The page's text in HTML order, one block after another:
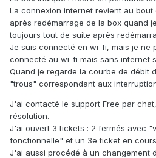
La connexion internet revient au
après redémarrage de la box quand
toujours tout de suite après
Je suis connecté en wi-fi, mais je ne
connecté au wi-fi mais sans internet
Quand je regarde la courbe de débit
"trous" correspondant aux
J'ai contacté le support Free par
résolution.
J'ai ouvert 3 tickets : 2 fermés avec
fonctionnelle" et un 3e ticket en
J'ai aussi procédé à un changement